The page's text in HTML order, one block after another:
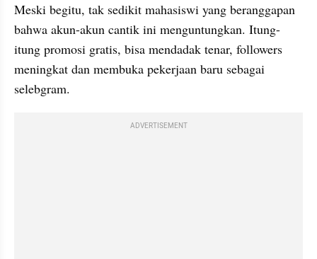
Meski begitu, tak sedikit mahasiswi yang beranggapan
bahwa akun-akun cantik ini menguntungkan. Itung-
itung promosi gratis, bisa mendadak tenar, followers
meningkat dan membuka pekerjaan baru sebagai
selebgram.
ADVERTISEMENT